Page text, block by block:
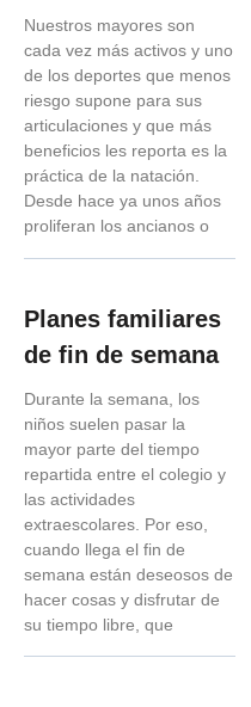
Nuestros mayores son
cada vez más activos y uno
de los deportes que menos
riesgo supone para sus
articulaciones y que más
beneficios les reporta es la
práctica de la natación.
Desde hace ya unos años
proliferan los ancianos o
Planes familiares
de fin de semana
Durante la semana, los
niños suelen pasar la
mayor parte del tiempo
repartida entre el colegio y
las actividades
extraescolares. Por eso,
cuando llega el fin de
semana están deseosos de
hacer cosas y disfrutar de
su tiempo libre, que